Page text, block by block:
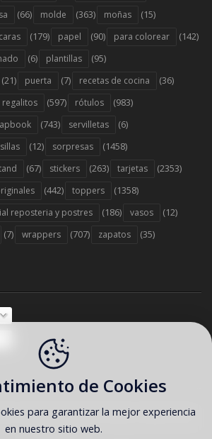
(66) molde (363) moñas (15)
(179) papel (90) para colorear (142)
(6) plantillas (95)
(21) puerta (7) recetas de cocina (36)
regalitos (597) rótulos (983)
(743) servilletas (6)
sillas (12) sorpresas (1458)
(67) stickers (263) tarjetas (2353)
(442) toppers (1358)
reposteria y postres (186) vasos (12)
(7) wrappers (707) zapatos (35)
y material gratis para fiestas y celebraciones
Oh My Fiesta!
de Cookies
para garantizar la mejor experiencia
en nuestro sitio web.